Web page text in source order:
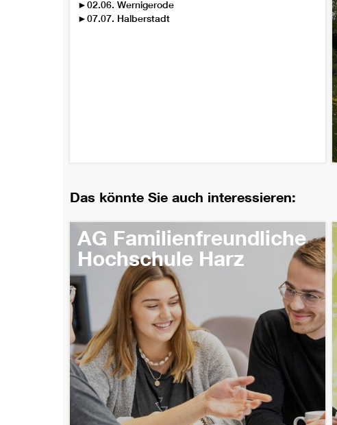
►02.06. Wernigerode
►07.07. Halberstadt
Das könnte Sie auch interessieren:
AG Familienfreundliche
Hochschule Harz